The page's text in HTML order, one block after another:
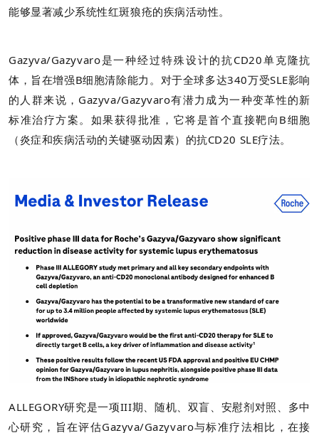
能够显著减少系统性红斑狼疮的疾病活动性。
Gazyva/Gazyvaro是一种经过特殊设计的抗CD20单克隆抗
体，旨在增强B细胞清除能力。对于全球多达340万受SLE影响
的人群来说，Gazyva/Gazyvaro有潜力成为一种变革性的新
标准治疗方案。如果获得批准，它将是首个直接靶向B细胞
（炎症和疾病活动的关键驱动因素）的抗CD20 SLE疗法。
ALLEGORY研究是一项III期、随机、双盲、安慰剂对照、多中
心研究，旨在评估Gazyva/Gazyvaro与标准疗法相比，在接